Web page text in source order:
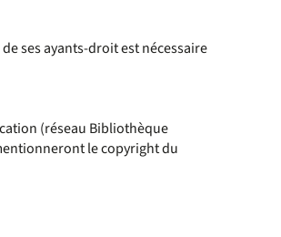
ses ayants-droit est nécessaire
(réseau Bibliothèque
le copyright du